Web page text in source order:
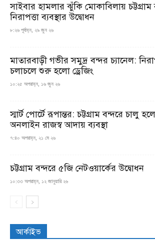
সাইবার হামলার ঝুঁকি মোকাবিলায়
নিরাপত্তা ব্যবস্থার উদ্বোধন
৮:২৬ পূর্বাহ্ন, ২৯ জুন ২৬
মাতারবাড়ী গভীর সমুদ্র বন্দর চ্যানেল:
চলাচলে শুরু হলো ড্রেজিং
১০:২৫ অপরাহ্ন, ১৬ জুন ২৬
স্মার্ট পোর্টে রূপান্তর: চট্টগ্রাম বন্দরে চালু
অনলাইন রাজস্ব আদায় ব্যবস্থা
৭:৪০ অপরাহ্ন, ২১ মে ২৬
চট্টগ্রাম বন্দরে ৫জি নেটওয়ার্কের উদ্বোধন
১০:৩৩ অপরাহ্ন, ১২ জানুয়ারি ২৬
আর্কাইভ